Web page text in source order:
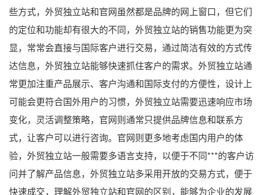
些方式，外贸独立站和官网虽然都是品牌的网上窗口，但它们
的定位和功能却有很大的不同，外贸独立站的销售功能更为突
显，常常会直接与国际客户进行交易，通过简洁有效的方式传
达信息，外贸独立站能够快速抓住客户的需求。外贸独立站通
常更加注重产品展示、客户沟通和国际支付的方便性，设计上
可能会更符合国外用户的习惯，外贸独立站需要迅速响应市场
变化，灵活调整策略，官网则通常只提供品牌信息和联系方
式，让客户可以进行咨询。官网则更多地考虑国内用户的体
验，外贸独立站一般需要多语言支持，以便于不同***的客户访
问并了解产品信息，外贸独立站多采用开放的交易方式，便于
快速成交，理解外贸独立站和官网的区别，能够为企业的发展